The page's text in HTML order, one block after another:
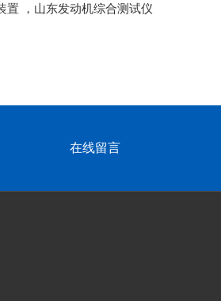
置 ， 山东发动机综合测试仪
在线留言